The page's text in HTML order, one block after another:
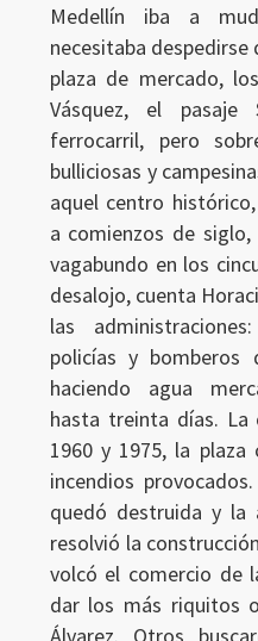
Medellín iba a
necesitaba despedirse
plaza de mercado,
Vásquez, el
ferrocarril, pero
bulliciosas y
aquel centro
a comienzos de
vagabundo en los
desalojo, cuenta
las
policías y bomberos
haciendo agua
hasta treinta días. La
1960 y 1975, la
incendios
quedó destruida y la
resolvió la
volcó el comercio de
dar los más riquitos
Álvarez. Otros
Ingresar